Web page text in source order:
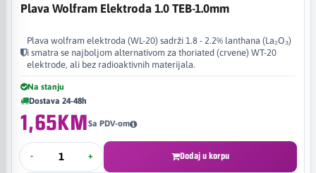
Plava Wolfram Elektroda 1.0 TEB-1.0mm
Plava wolfram elektroda (WL-20) sadrži 1.8 - 2.2% lanthana (La₂O₃)
i smatra se najboljom alternativom za thoriated (crvene) WT-20
elektrode, ali bez radioaktivnih materijala.
Na stanju
Dostava 24-48h
1,65KMSa PDV-om
- + Dodaj u korpu